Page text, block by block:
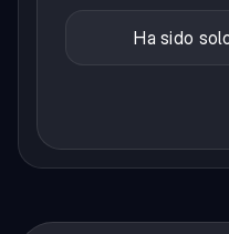
Ha sido